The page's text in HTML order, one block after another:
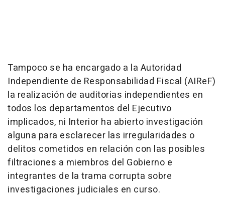
Tampoco se ha encargado a la Autoridad
Independiente de Responsabilidad Fiscal (AIReF)
la realización de auditorias independientes en
todos los departamentos del Ejecutivo
implicados, ni Interior ha abierto investigación
alguna para esclarecer las irregularidades o
delitos cometidos en relación con las posibles
filtraciones a miembros del Gobierno e
integrantes de la trama corrupta sobre
investigaciones judiciales en curso.